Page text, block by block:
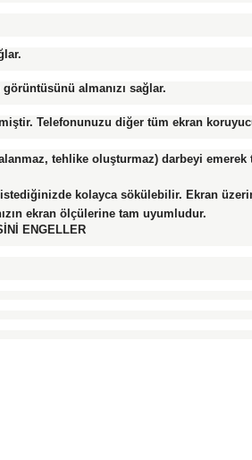
almanızı sağlar.
Telefonunuzu diğer tüm ekran
tehlike oluşturmaz) darbeyi emerek
kolayca sökülebilir. Ekran
ekran ölçülerine tam uyumludur.
ENGELLER